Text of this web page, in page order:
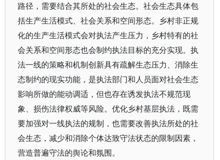
路径，需要结合其所处的社会生态。社会生态具体包
括生产生活模式、社会关系和空间形态。乡村非正规
化的生产生活模式会对执法产生压力，乡村特有的社
会关系和空间形态也会制约执法目标的充分实现。执
法一线的策略和机制创新具有疏解生态压力、消除生
态制约的现实功能，是执法部门和人员面对社会生态
影响所做的能动调适，但也存在诱发执法不规范现
象、损伤法律权威等风险。优化乡村基层执法，既需
要加强对一线执法的规制，也需要改善执法所处的社
会生态，减少和消除个体达致守法状态的限制因素，
营造普遍守法的舆论和氛围。